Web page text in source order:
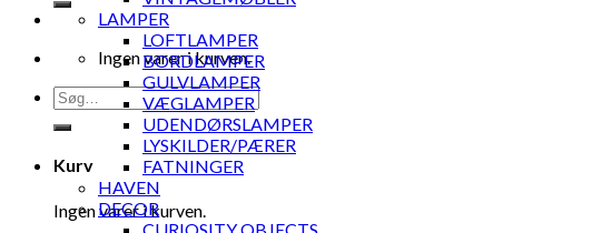
Ingen varer i kurven.
Søg
efter:
Kurv
Ingen varer i kurven.
LAMPER
LOFTLAMPER
BORDLAMPER
GULVLAMPER
VÆGLAMPER
UDENDØRSLAMPER
LYSKILDER/PÆRER
FATNINGER
HAVEN
DECOR